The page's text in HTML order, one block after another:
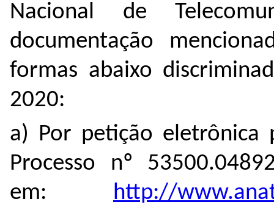
Nacional de
documentação
formas abaixo
2020:
a) Por petição eletrônica
Processo nº
em: http://